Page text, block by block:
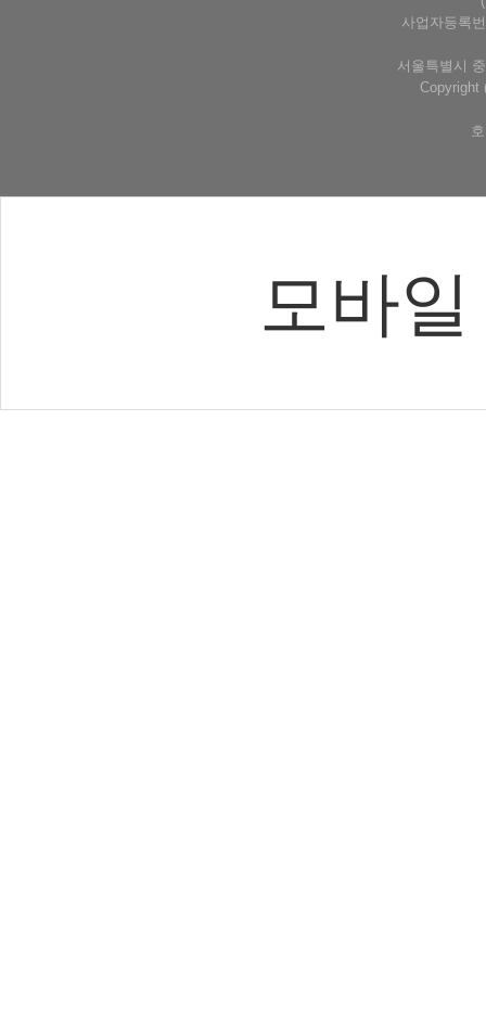
사업자등록
서울특별시
Copyright
모바